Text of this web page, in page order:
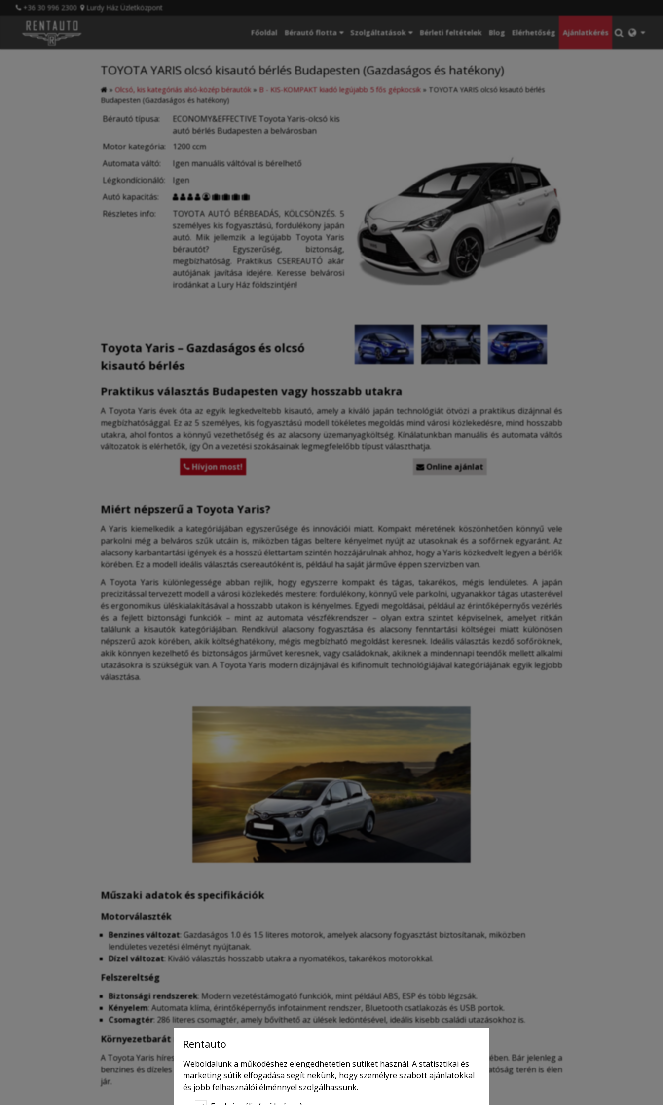
+36 30 996 2300 Lurdy Ház Üzletközpont
Főoldal Bérautó flotta Szolgáltatások Bérleti feltételek Blog Elérhetőség Ajánlatkérés
TOYOTA YARIS olcsó kisautó bérlés Budapesten (Gazdaságos és hatékony)
» Olcsó, kis kategóriás alsó-közép bérautók » B - KIS-KOMPAKT kiadó legújabb 5 fős gépkocsik » TOYOTA YARIS olcsó kisautó bérlés
Budapesten (Gazdaságos és hatékony)
Bérautó típusa:
ECONOMY&EFFECTIVE Toyota Yaris-olcsó kis
autó bérlés Budapesten a belvárosban
Motor kategória:
1200 ccm
Automata váltó:
Igen manuális váltóval is bérelhető
Légkondícionáló:
Igen
Autó kapacitás:
        
Részletes info:
TOYOTA AUTÓ BÉRBEADÁS, KÖLCSÖNZÉS. 5
személyes kis fogyasztású, fordulékony japán
autó. Mik jellemzik a legújabb Toyota Yaris
bérautót? Egyszerűség, biztonság,
megbízhatóság. Praktikus CSEREAUTÓ akár
autójának javítása idejére. Keresse belvárosi
irodánkat a Lury Ház földszintjén!
Toyota Yaris – Gazdaságos és olcsó
kisautó bérlés
Praktikus választás Budapesten vagy hosszabb utakra
A Toyota Yaris évek óta az egyik legkedveltebb kisautó, amely a kiváló japán technológiát ötvözi a praktikus dizájnnal és
megbízhatósággal. Ez az 5 személyes, kis fogyasztású modell tökéletes megoldás mind városi közlekedésre, mind hosszabb
utakra, ahol fontos a könnyű vezethetőség és az alacsony üzemanyagköltség. Kínálatunkban manuális és automata váltós
változatok is elérhetők, így Ön a vezetési szokásainak legmegfelelőbb típust választhatja.
 Hívjon most! Online ajánlat
Miért népszerű a Toyota Yaris?
A Yaris kiemelkedik a kategóriájában egyszerűsége és innovációi miatt. Kompakt méretének köszönhetően könnyű vele
parkolni még a belváros szűk utcáin is, miközben tágas beltere kényelmet nyújt az utasoknak és a sofőrnek egyaránt. Az
alacsony karbantartási igények és a hosszú élettartam szintén hozzájárulnak ahhoz, hogy a Yaris közkedvelt legyen a bérlők
körében. Ez a modell ideális választás csereautóként is, például ha saját járműve éppen szervizben van.
A Toyota Yaris különlegessége abban rejlik, hogy egyszerre kompakt és tágas, takarékos, mégis lendületes. A japán
precizitással tervezett modell a városi közlekedés mestere: fordulékony, könnyű vele parkolni, ugyanakkor tágas utasterével
és ergonomikus üléskialakításával a hosszabb utakon is kényelmes. Egyedi megoldásai, például az érintőképernyős vezérlés
és a fejlett biztonsági funkciók – mint az automata vészfékrendszer – olyan extra szintet képviselnek, amelyet ritkán
találunk a kisautók kategóriájában. Rendkívül alacsony fogyasztása és alacsony fenntartási költségei miatt különösen
népszerű azok körében, akik költséghatékony, mégis megbízható megoldást keresnek. Ideális választás kezdő sofőröknek,
akik könnyen kezelhető és biztonságos járművet keresnek, vagy családoknak, akiknek a mindennapi teendők mellett alkalmi
utazásokra is szükségük van. A Toyota Yaris modern dizájnjával és kifinomult technológiájával kategóriájának egyik legjobb
választása.
Műszaki adatok és specifikációk
Motorválaszték
Benzines változat: Gazdaságos 1.0 és 1.5 literes motorok, amelyek alacsony fogyasztást biztosítanak, miközben
lendületes vezetési élményt nyújtanak.
Dízel változat: Kiváló választás hosszabb utakra a nyomatékos, takarékos motorokkal.
Felszereltség
Biztonsági rendszerek: Modern vezetéstámogató funkciók, mint például ABS, ESP és több légzsák.
Kényelem: Automata klíma, érintőképernyős infotainment rendszer, Bluetooth csatlakozás és USB portok.
Csomagtér: 286 literes csomagtér, amely bővíthető az ülések ledöntésével, ideális kisebb családi utazásokhoz is.
Környezetbarát megoldások
A Toyota Yaris híres az alacsony károsanyag-kibocsátásáról, különösen a legújabb hibrid változatok esetében. Bár jelenleg a
benzines és dízeles változatok bérlésére fókuszálunk, érdemes megjegyezni, hogy a Toyota a fenntarthatóság terén is élen
jár.
Rentauto
Weboldalunk a működéshez elengedhetetlen sütiket használ. A statisztikai és
marketing sütik elfogadása segít nekünk, hogy személyre szabott ajánlatokkal
és jobb felhasználói élménnyel szolgálhassunk.